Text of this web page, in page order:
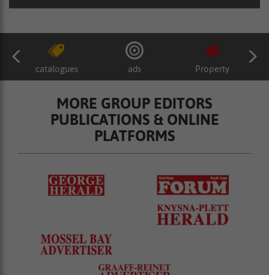
catalogues ads Property
MORE GROUP EDITORS
PUBLICATIONS & ONLINE
PLATFORMS